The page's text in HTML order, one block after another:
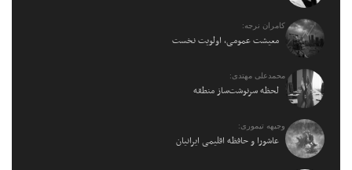
کامران نرجه:
معیشت عمومی، اولویت نخست
محمدعلی مهتدی:
لحظه سرنوشت‌ساز منطقه
وجیهه تیموری:
عاشورا و حافظه اقلیمی ایرانیان